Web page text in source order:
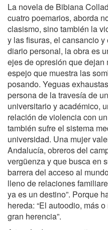
La novela de Bibiana
cuatro poemarios, aborda
clasismo, sino también la
y las fisuras, el cansancio
diario personal, la obra es
ejes de opresión que dejan
espejo que muestra las
posando. Yeguas
persona de la travesía de
universitario y académico,
relación de violencia con
también sufre el sistema
universidad. Una mujer
Andalucía, obreros del
vergüenza y que busca en
barrera del acceso al
lleno de relaciones
ya es un destino”. Porque
hereda: “El autoodio, más
gran herencia”.